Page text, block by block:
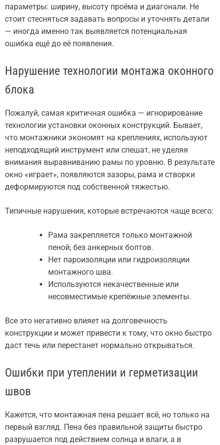
параметры: ширину, высоту проёма и диагонали. Не
стоит стесняться задавать вопросы и уточнять детали
— иногда именно так выявляется потенциальная
ошибка ещё до её появления.
Нарушение технологии монтажа оконного
блока
Пожалуй, самая критичная ошибка — игнорирование
технологии установки оконных конструкций. Бывает,
что монтажники экономят на креплениях, используют
неподходящий инструмент или спешат, не уделяя
внимания выравниванию рамы по уровню. В результате
окно «играет», появляются зазоры, рама и створки
деформируются под собственной тяжестью.
Типичные нарушения, которые встречаются чаще всего:
Рама закрепляется только монтажной
пеной, без анкерных болтов.
Нет пароизоляции или гидроизоляции
монтажного шва.
Используются некачественные или
несовместимые крепёжные элементы.
Все это негативно влияет на долговечность
конструкции и может привести к тому, что окно быстро
даст течь или перестанет нормально открываться.
Ошибки при утеплении и герметизации
швов
Кажется, что монтажная пена решает всё, но только на
первый взгляд. Пена без правильной защиты быстро
разрушается под действием солнца и влаги, а в